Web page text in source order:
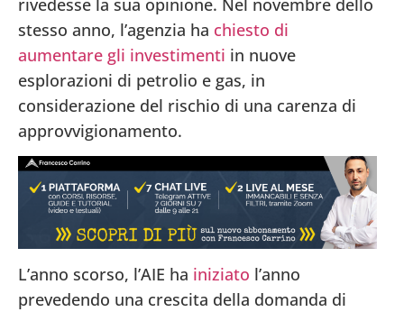
rivedesse la sua opinione. Nel novembre dello
stesso anno, l’agenzia ha chiesto di
aumentare gli investimenti in nuove
esplorazioni di petrolio e gas, in
considerazione del rischio di una carenza di
approvvigionamento.
L’anno scorso, l’AIE ha iniziato l’anno
prevedendo una crescita della domanda di